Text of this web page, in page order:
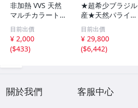
非加熱 VVS 天然
マルチカラートル
マリン 3.1mm x
22個 3.05カラッ
ト
目前出價
¥ 2,000
($433)
★超希少ブラジル
産★天然パライバ
トルマリン★ 0.2
54ct ブラジル産
ルース 中央宝石
研究所 CGL分析
目前出價
¥ 29,800
($6,442)
關於我們 客服中心